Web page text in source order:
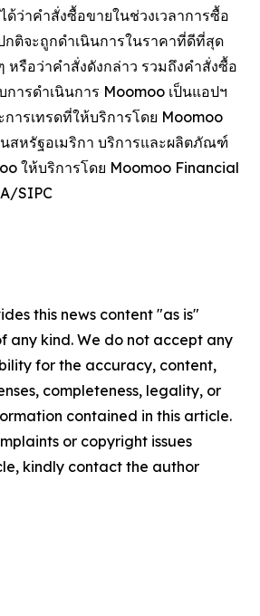
ว่าคำสั่งซื้อขายในช่วงเวลาการซื้อ
กติจะถูกดำเนินการในราคาที่ดีที่สุด
หรือว่าคำสั่งดังกล่าว รวมถึงคำสั่งซื้อ
ารดำเนินการ Moomoo เป็นแอปฯ
ารเทรดที่ให้บริการโดย Moomoo
สหรัฐอเมริกา บริการและผลิตภัณฑ์
ให้บริการโดย Moomoo Financial
SIPC
this news content "as is"
any kind. We do not accept any
for the accuracy, content,
completeness, legality, or
contained in this article.
or copyright issues
kindly contact the author